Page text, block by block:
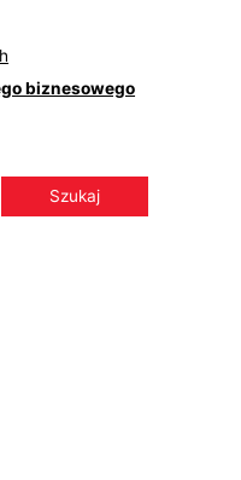
biznesowego